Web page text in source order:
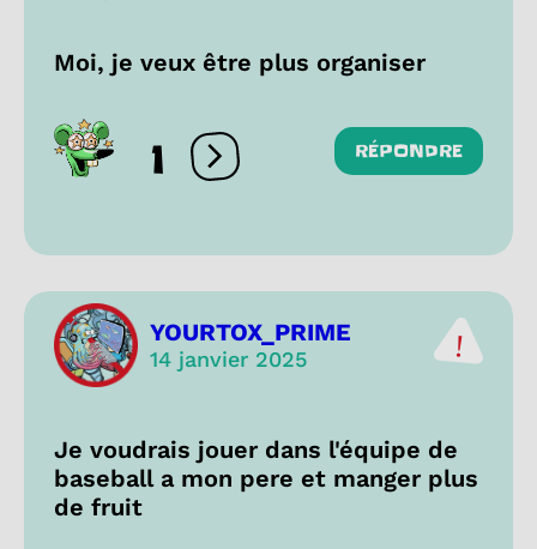
Moi, je veux être plus organiser
1 Ouvrir les réactions
RÉPONDRE
YOURTOX_PRIME
14 janvier 2025
Je voudrais jouer dans l'équipe de
baseball a mon pere et manger plus
de fruit